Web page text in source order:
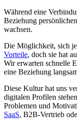
Während eine
Beziehung
wachsen.
Die Möglichkeit, sich
Vorteile, doch sie hat
Wir erwarten schnelle
eine Beziehung
Diese Kultur hat uns
digitalen Profilen
Problemen und
SaaS, B2B-Vertrieb